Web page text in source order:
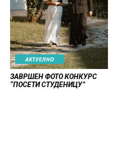
АКТУЕЛНО
ЗАВРШЕН ФОТО КОНКУРС
“ПОСЕТИ СТУДЕНИЦУ”